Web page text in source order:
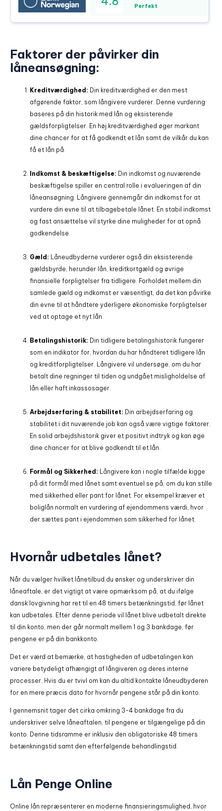
Perfekt
Faktorer der påvirker din
låneansøgning:
Kreditværdighed: Din kreditværdighed er den mest
afgørende faktor, som långivere vurderer. Denne vurdering
baseres på din historik med lån og eksisterende
gældsforpligtelser. En høj kreditværdighed øger markant
dine chancer for at få godkendt et lån samt de vilkår du kan
få et lån på.
Indkomst & beskæftigelse: Din indkomst og nuværende
beskæftigelse spiller en central rolle i evalueringen af din
låneansøgning. Långivere gennemgår din indkomst for at
vurdere din evne til at tilbagebetale lånet. En stabil indkomst
og fast ansættelse vil styrke dine muligheder for at opnå
godkendelse.
Gæld: Låneudbyderne vurderer også din eksisterende
gældsbyrde, herunder lån, kreditkortgæld og øvrige
finansielle forpligtelser fra tidligere. Forholdet mellem din
samlede gæld og indkomst er væsentligt, da det kan påvirke
din evne til at håndtere yderligere økonomiske forpligtelser
ved at optage et nyt lån.
Betalingshistorik: Din tidligere betalingshistorik fungerer
som en indikator for, hvordan du har håndteret tidligere lån
og kreditforpligtelser. Långivere vil undersøge, om du har
betalt dine regninger til tiden og undgået misligholdelse af
lån eller haft inkassosager.
Arbejdserfaring & stabilitet: Din arbejdserfaring og
stabilitet i dit nuværende job kan også være vigtige faktorer.
En solid arbejdshistorik giver et positivt indtryk og kan øge
dine chancer for at blive godkendt til et lån.
Formål og Sikkerhed: Långivere kan i nogle tilfælde kigge
på dit formål med lånet samt eventuel se på, om du kan stille
med sikkerhed eller pant for lånet. For eksempel kræver et
boliglån normalt en vurdering af ejendommens værdi, hvor
der sættes pant i ejendommen som sikkerhed for lånet.
Hvornår udbetales lånet?
Når du vælger hvilket lånetilbud du ønsker og underskriver din
låneaftale, er det vigtigt at være opmærksom på, at du ifølge
dansk lovgivning har ret til en 48 timers betænkningstid, før lånet
kan udbetales. Efter denne periode vil lånet blive udbetalt direkte
til din konto, men der går normalt mellem 1 og 3 bankdage, før
pengene er på din bankkonto.
Det er værd at bemærke, at hastigheden af udbetalingen kan
variere betydeligt afhængigt af långiveren og deres interne
processer. Hvis du er tvivl om kan du altid kontakte låneudbyderen
for en mere præcis dato for hvornår pengene står på din konto.
I gennemsnit tager det cirka omkring 3-4 bankdage fra du
underskriver selve låneaftalen, til pengene er tilgængelige på din
konto. Denne tidsramme er inklusiv den obligatoriske 48 timers
betænkningstid samt den efterfølgende behandlingstid.
Lån Penge Online
Online lån repræsenterer en moderne finansieringsmulighed, hvor